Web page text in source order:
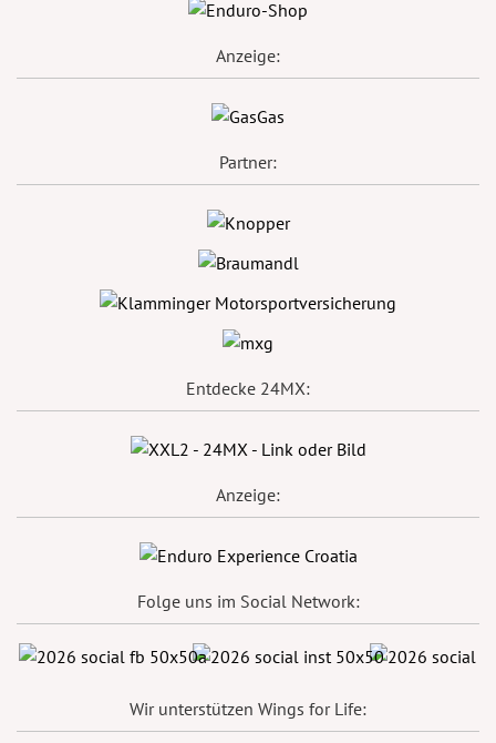
Anzeige:
Partner:
Entdecke 24MX:
Anzeige:
Folge uns im Social Network:
Wir unterstützen Wings for Life: